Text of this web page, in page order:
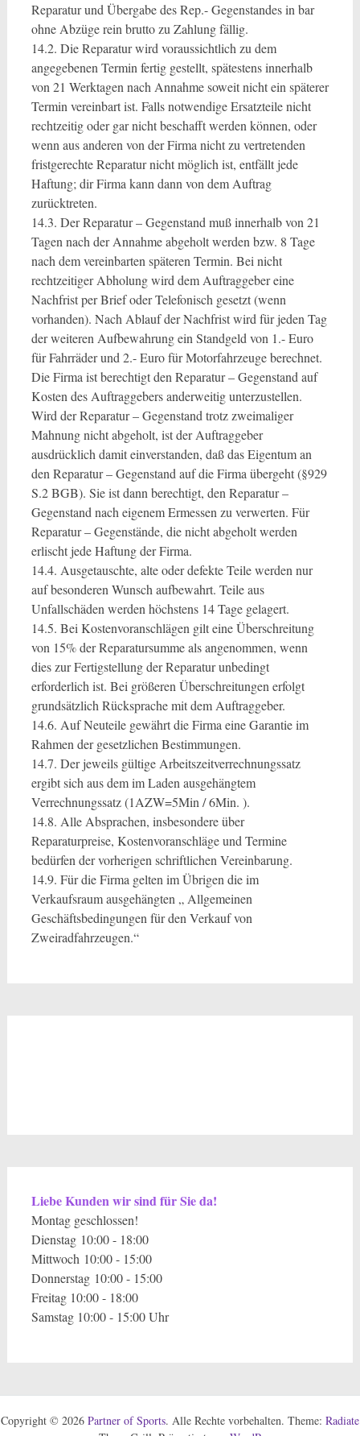
Reparatur und Übergabe des Rep.- Gegenstandes in bar
ohne Abzüge rein brutto zu Zahlung fällig.
14.2. Die Reparatur wird voraussichtlich zu dem
angegebenen Termin fertig gestellt, spätestens innerhalb
von 21 Werktagen nach Annahme soweit nicht ein späterer
Termin vereinbart ist. Falls notwendige Ersatzteile nicht
rechtzeitig oder gar nicht beschafft werden können, oder
wenn aus anderen von der Firma nicht zu vertretenden
fristgerechte Reparatur nicht möglich ist, entfällt jede
Haftung; dir Firma kann dann von dem Auftrag
zurücktreten.
14.3. Der Reparatur – Gegenstand muß innerhalb von 21
Tagen nach der Annahme abgeholt werden bzw. 8 Tage
nach dem vereinbarten späteren Termin. Bei nicht
rechtzeitiger Abholung wird dem Auftraggeber eine
Nachfrist per Brief oder Telefonisch gesetzt (wenn
vorhanden). Nach Ablauf der Nachfrist wird für jeden Tag
der weiteren Aufbewahrung ein Standgeld von 1.- Euro
für Fahrräder und 2.- Euro für Motorfahrzeuge berechnet.
Die Firma ist berechtigt den Reparatur – Gegenstand auf
Kosten des Auftraggebers anderweitig unterzustellen.
Wird der Reparatur – Gegenstand trotz zweimaliger
Mahnung nicht abgeholt, ist der Auftraggeber
ausdrücklich damit einverstanden, daß das Eigentum an
den Reparatur – Gegenstand auf die Firma übergeht (§929
S.2 BGB). Sie ist dann berechtigt, den Reparatur –
Gegenstand nach eigenem Ermessen zu verwerten. Für
Reparatur – Gegenstände, die nicht abgeholt werden
erlischt jede Haftung der Firma.
14.4. Ausgetauschte, alte oder defekte Teile werden nur
auf besonderen Wunsch aufbewahrt. Teile aus
Unfallschäden werden höchstens 14 Tage gelagert.
14.5. Bei Kostenvoranschlägen gilt eine Überschreitung
von 15% der Reparatursumme als angenommen, wenn
dies zur Fertigstellung der Reparatur unbedingt
erforderlich ist. Bei größeren Überschreitungen erfolgt
grundsätzlich Rücksprache mit dem Auftraggeber.
14.6. Auf Neuteile gewährt die Firma eine Garantie im
Rahmen der gesetzlichen Bestimmungen.
14.7. Der jeweils gültige Arbeitszeitverrechnungssatz
ergibt sich aus dem im Laden ausgehängtem
Verrechnungssatz (1AZW=5Min / 6Min. ).
14.8. Alle Absprachen, insbesondere über
Reparaturpreise, Kostenvoranschläge und Termine
bedürfen der vorherigen schriftlichen Vereinbarung.
14.9. Für die Firma gelten im Übrigen die im
Verkaufsraum ausgehängten „ Allgemeinen
Geschäftsbedingungen für den Verkauf von
Zweiradfahrzeugen.“
Liebe Kunden wir sind für Sie da!
Montag geschlossen!
Dienstag 10:00 - 18:00
Mittwoch 10:00 - 15:00
Donnerstag 10:00 - 15:00
Freitag 10:00 - 18:00
Samstag 10:00 - 15:00 Uhr
Copyright © 2026 Partner of Sports. Alle Rechte vorbehalten. Theme: Radiate